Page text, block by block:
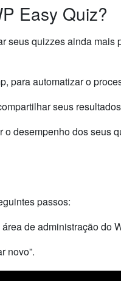
Easy Quiz?
seus quizzes ainda mais
para automatizar o
seus
desempenho dos seus
passos:
de administração do
novo”.